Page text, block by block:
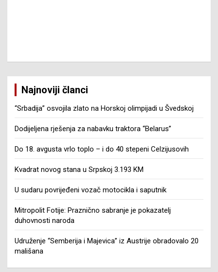
Najnoviji članci
“Srbadija” osvojila zlato na Horskoj olimpijadi u Švedskoj
Dodijeljena rješenja za nabavku traktora “Belarus”
Do 18. avgusta vrlo toplo – i do 40 stepeni Celzijusovih
Kvadrat novog stana u Srpskoj 3.193 KM
U sudaru povrijeđeni vozač motocikla i saputnik
Mitropolit Fotije: Praznično sabranje je pokazatelj
duhovnosti naroda
Udruženje “Semberija i Majevica” iz Austrije obradovalo 20
mališana